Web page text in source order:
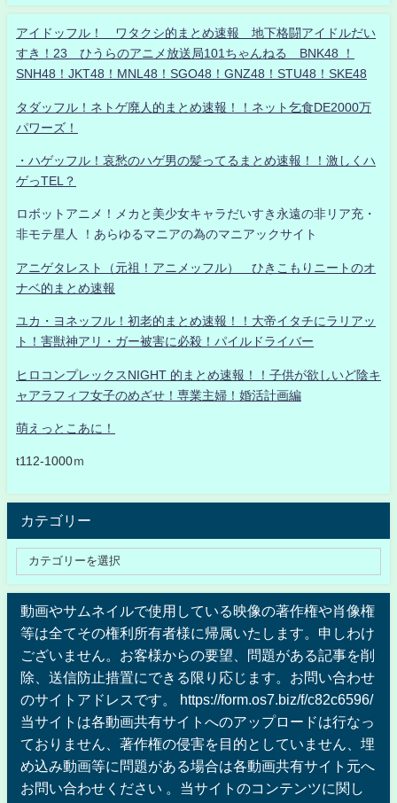
アイドッフル！ ワタクシ的まとめ速報 地下格闘アイドルだい
すき！23 ひうらのアニメ放送局101ちゃんねる BNK48 ！
SNH48！JKT48！MNL48！SGO48！GNZ48！STU48！SKE48
タダッフル！ネトゲ廃人的まとめ速報！！ネット乞食DE2000万
パワーズ！
・ハゲッフル！哀愁のハゲ男の髪ってるまとめ速報！！激しくハ
ゲっTEL？
ロボットアニメ！メカと美少女キャラだいすき永遠の非リア充・
非モテ星人 ！あらゆるマニアの為のマニアックサイト
アニゲタレスト（元祖！アニメッフル） ひきこもりニートのオ
ナベ的まとめ速報
ユカ・ヨネッフル！初老的まとめ速報！！大帝イタチにラリアッ
ト！害獣神アリ・ガー被害に必殺！パイルドライバー
ヒロコンプレックスNIGHT 的まとめ速報！！子供が欲しいど陰キ
ャアラフィフ女子のめざせ！専業主婦！婚活計画編
萌えっとこあに！
t112-1000ｍ
カテゴリー
動画やサムネイルで使用している映像の著作権や肖像権
等は全てその権利所有者様に帰属いたします。申しわけ
ございません。お客様からの要望、問題がある記事を削
除、送信防止措置にできる限り応じます。お問い合わせ
のサイトアドレスです。 https://form.os7.biz/f/c82c6596/
当サイトは各動画共有サイトへのアップロードは行なっ
ておりません、著作権の侵害を目的としていません、埋
め込み動画等に問題がある場合は各動画共有サイト元へ
お問い合わせください 。当サイトのコンテンツに関し